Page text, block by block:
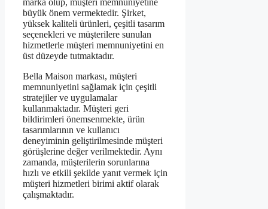
marka olup, müşteri memnuniyetine
büyük önem vermektedir. Şirket,
yüksek kaliteli ürünleri, çeşitli tasarım
seçenekleri ve müşterilere sunulan
hizmetlerle müşteri memnuniyetini en
üst düzeyde tutmaktadır.
Bella Maison markası, müşteri
memnuniyetini sağlamak için çeşitli
stratejiler ve uygulamalar
kullanmaktadır. Müşteri geri
bildirimleri önemsenmekte, ürün
tasarımlarının ve kullanıcı
deneyiminin geliştirilmesinde müşteri
görüşlerine değer verilmektedir. Aynı
zamanda, müşterilerin sorunlarına
hızlı ve etkili şekilde yanıt vermek için
müşteri hizmetleri birimi aktif olarak
çalışmaktadır.